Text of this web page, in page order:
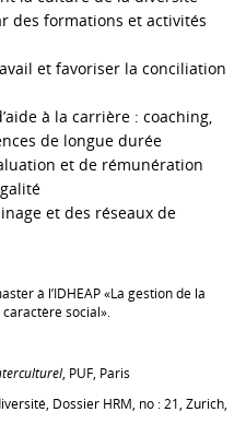
des formations et activités
et favoriser la conciliation
à la carrière : coaching,
de longue durée
et de rémunération
et des réseaux de
à l’IDHEAP «La gestion de la
social».
, PUF, Paris
Dossier HRM, no : 21, Zurich,